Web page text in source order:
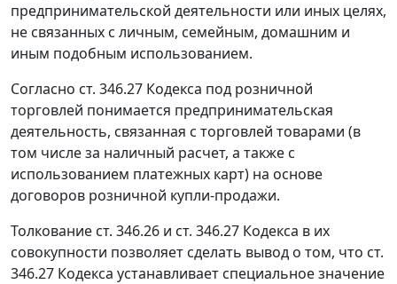
предпринимательской деятельности или иных целях,
не связанных с личным, семейным, домашним и
иным подобным использованием.
Согласно ст. 346.27 Кодекса под розничной
торговлей понимается предпринимательская
деятельность, связанная с торговлей товарами (в
том числе за наличный расчет, а также с
использованием платежных карт) на основе
договоров розничной купли-продажи.
Толкование ст. 346.26 и ст. 346.27 Кодекса в их
совокупности позволяет сделать вывод о том, что ст.
346.27 Кодекса устанавливает специальное значение